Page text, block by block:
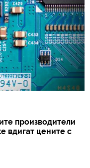
производители
вдигат цените с